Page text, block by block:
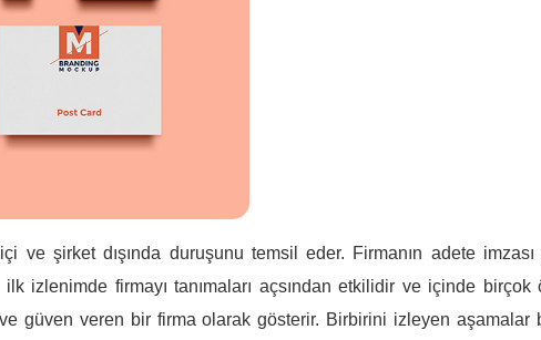
ve şirket dışında duruşunu temsil eder. Firmanın adete
izlenimde firmayı tanımaları açsından etkilidir ve içinde birçok
ve güven veren bir firma olarak gösterir. Birbirini izleyen aşamalar